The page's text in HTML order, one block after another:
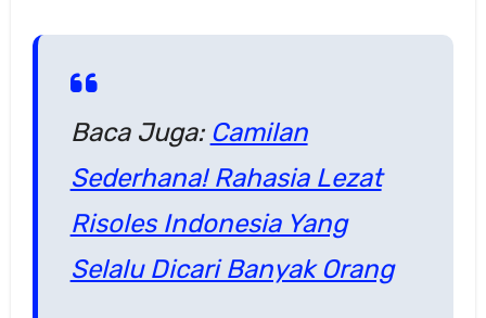
Baca Juga: Camilan
Sederhana! Rahasia Lezat
Risoles Indonesia Yang
Selalu Dicari Banyak Orang